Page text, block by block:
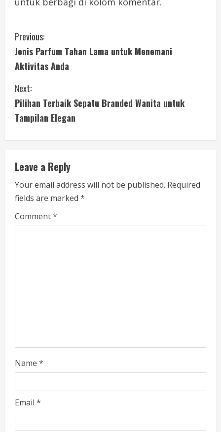
C
o
n
t
i
n
u
e
R
e
Previous:
Jenis Parfum Tahan Lama untuk Menemani
Aktivitas Anda
Next:
Pilihan Terbaik Sepatu Branded Wanita untuk
Tampilan Elegan
Leave a Reply
Your email address will not be published. Required
fields are marked *
Comment*
Name *
Email *